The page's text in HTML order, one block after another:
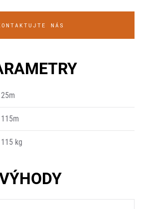
NÁS
25m
115m
115 kg